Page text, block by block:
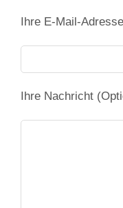
Ihre E-Mail-Adresse
Ihre Nachricht